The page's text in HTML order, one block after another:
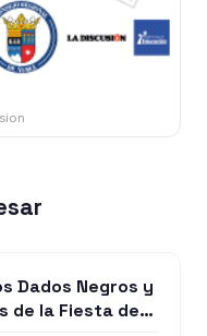
Dados Negros y
de la Fiesta de